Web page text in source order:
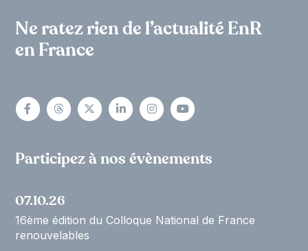
Ne ratez rien de l’actualité EnR
en France
Participez à nos évènements
07.10.26
16ème édition du Colloque National de France
renouvelables